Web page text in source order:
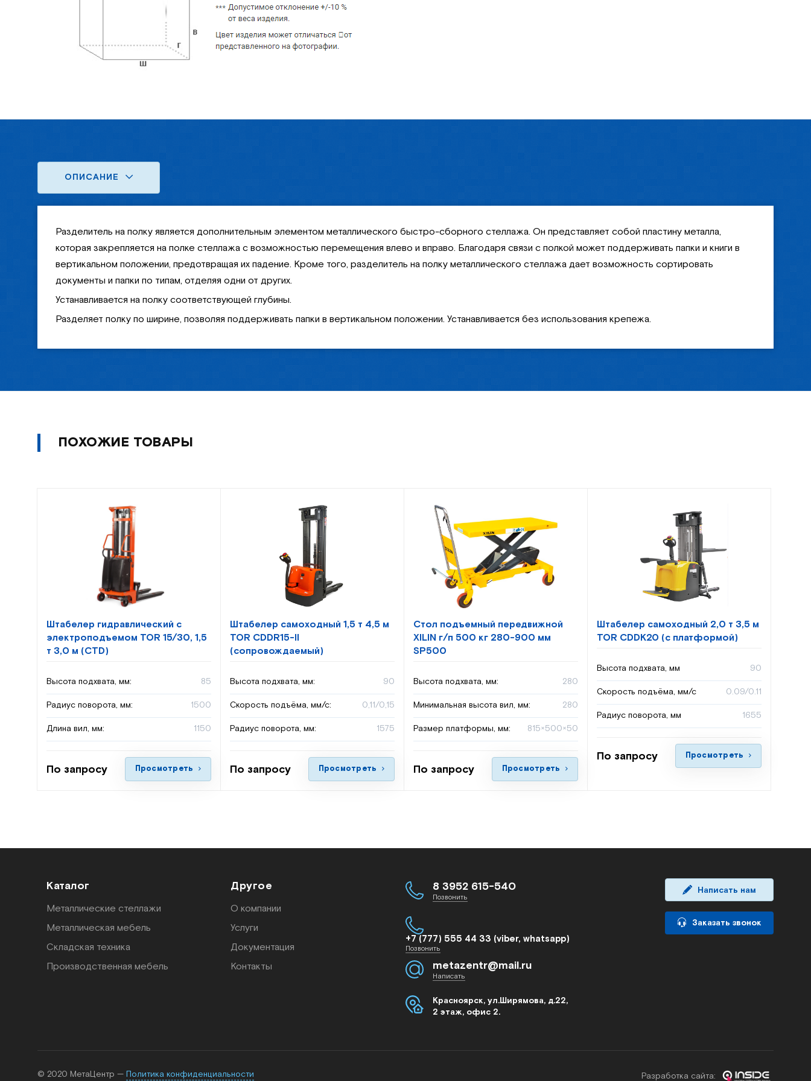
ОПИСАНИЕ
Разделитель на полку является дополнительным элементом металлического быстро-сборного стеллажа. Он представляет собой пластину металла,
которая закрепляется на полке стеллажа с возможностью перемещения влево и вправо. Благодаря связи с полкой может поддерживать папки и книги в
вертикальном положении, предотвращая их падение. Кроме того, разделитель на полку металлического стеллажа дает возможность сортировать
документы и папки по типам, отделяя одни от других.
Устанавливается на полку соответствующей глубины.
Разделяет полку по ширине, позволяя поддерживать папки в вертикальном положении. Устанавливается без использования крепежа.
ПОХОЖИЕ ТОВАРЫ
Штабелер гидравлический с
электроподъемом TOR 15/30, 1,5
т 3,0 м (CTD)
Высота подхвата, мм: 85
Радиус поворота, мм: 1500
Длина вил, мм: 1150
По запросу Просмотреть
Штабелер самоходный 1,5 т 4,5 м
TOR CDDR15-II
(сопровождаемый)
Высота подхвата, мм: 90
Скорость подъёма, мм/с: 0,11/0,15
Радиус поворота, мм: 1575
По запросу Просмотреть
Стол подъемный передвижной
XILIN г/п 500 кг 280-900 мм
SP500
Высота подхвата, мм: 280
Минимальная высота вил, мм: 280
Размер платформы, мм: 815×500×50
По запросу Просмотреть
Штабелер самоходный 2,0 т 3,5 м
TOR CDDK20 (с платформой)
Высота подхвата, мм 90
Скорость подъёма, мм/с 0.09/0.11
Радиус поворота, мм 1655
По запросу Просмотреть
Каталог
Металлические стеллажи
Металлическая мебель
Складская техника
Производственная мебель
Другое
О компании
Услуги
Документация
Контакты
8 3952 615-540
Позвонить
+7 (777) 555 44 33 (viber, whatsapp)
Позвонить
metazentr@mail.ru
Написать
Красноярск, ул.Ширямова, д.22,
2 этаж, офис 2.
Написать нам
Заказать звонок
© 2020 МетаЦентр — Политика конфиденциальности Разработка cайта: